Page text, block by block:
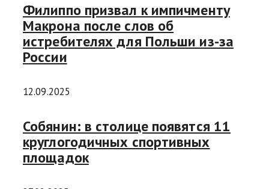
Филиппо призвал к импичменту
Макрона после слов об
истребителях для Польши из-за
России
12.09.2025
Собянин: в столице появятся 11
круглогодичных спортивных
площадок